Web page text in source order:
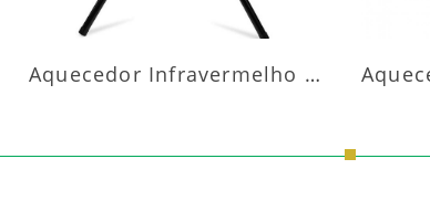
Aquecedor Infravermelho Pedestal